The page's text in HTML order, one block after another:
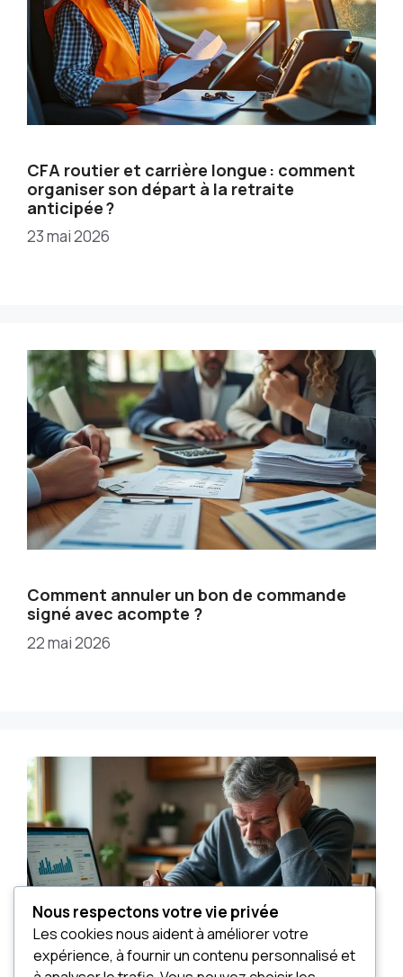
CFA routier et carrière longue : comment
organiser son départ à la retraite
anticipée ?
23 mai 2026
Comment annuler un bon de commande
signé avec acompte ?
22 mai 2026
Nous respectons votre vie privée
Les cookies nous aident à améliorer votre
expérience, à fournir un contenu personnalisé et